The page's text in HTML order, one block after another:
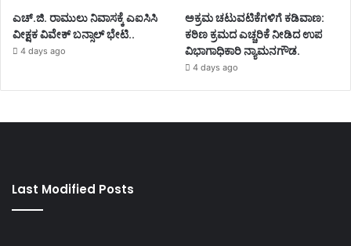
ಎಚ್.ಜಿ. ರಾಮುಲು ನಿವಾಸಕ್ಕೆ ಎಐಸಿಸಿ
ವೀಕ್ಷಕ ವಿವೇಕ್ ಬನ್ಸಾಲ್ ಭೇಟಿ..
4 days ago
ಅಕ್ರಮ ಚಟುವಟಿಕೆಗಳಿಗೆ ಕಡಿವಾಣ:
ಕಠಿಣ ಕ್ರಮದ ಎಚ್ಚರಿಕೆ ನೀಡಿದ ಉಪ
ವಿಭಾಗಾಧಿಕಾರಿ ನ್ಯಾಮನಗೌಡ.
4 days ago
Last Modified Posts